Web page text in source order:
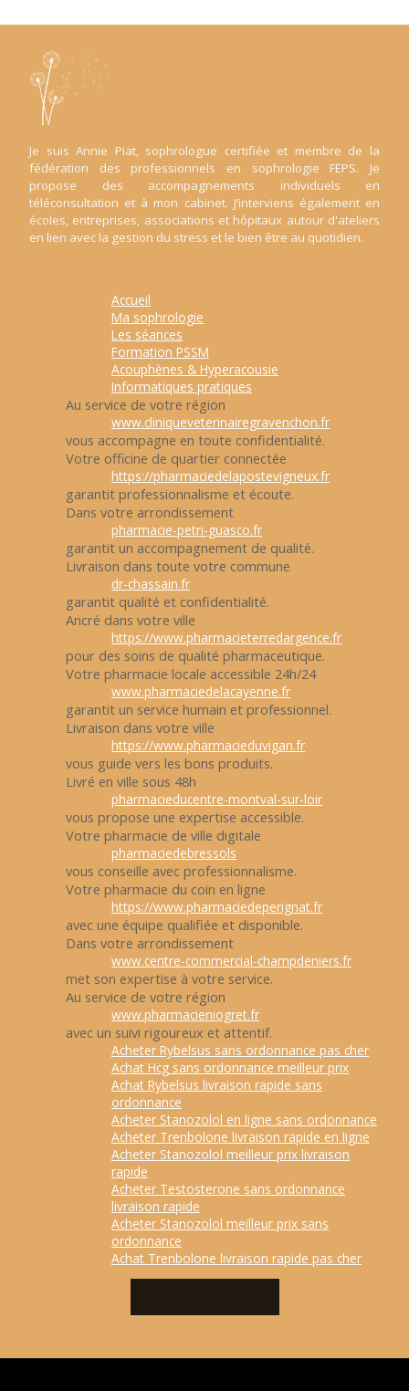
Je suis Annie Piat, sophrologue certifiée et membre de la
fédération des professionnels en sophrologie FEPS. Je
propose des accompagnements individuels en
téléconsultation et à mon cabinet. J’interviens également en
écoles, entreprises, associations et hôpitaux autour d'ateliers
en lien avec la gestion du stress et le bien être au quotidien.
Accueil
Ma sophrologie
Les séances
Formation PSSM
Acouphènes & Hyperacousie
Informatiques pratiques
Au service de votre région
www.cliniqueveterinairegravenchon.fr
vous accompagne en toute confidentialité.
Votre officine de quartier connectée
https://pharmaciedelapostevigneux.fr
garantit professionnalisme et écoute.
Dans votre arrondissement
pharmacie-petri-guasco.fr
garantit un accompagnement de qualité.
Livraison dans toute votre commune
dr-chassain.fr
garantit qualité et confidentialité.
Ancré dans votre ville
https://www.pharmacieterredargence.fr
pour des soins de qualité pharmaceutique.
Votre pharmacie locale accessible 24h/24
www.pharmaciedelacayenne.fr
garantit un service humain et professionnel.
Livraison dans votre ville
https://www.pharmacieduvigan.fr
vous guide vers les bons produits.
Livré en ville sous 48h
pharmacieducentre-montval-sur-loir
vous propose une expertise accessible.
Votre pharmacie de ville digitale
pharmaciedebressols
vous conseille avec professionnalisme.
Votre pharmacie du coin en ligne
https://www.pharmaciedeperignat.fr
avec une équipe qualifiée et disponible.
Dans votre arrondissement
www.centre-commercial-champdeniers.fr
met son expertise à votre service.
Au service de votre région
www.pharmacieniogret.fr
avec un suivi rigoureux et attentif.
Acheter Rybelsus sans ordonnance pas cher
Achat Hcg sans ordonnance meilleur prix
Achat Rybelsus livraison rapide sans
ordonnance
Acheter Stanozolol en ligne sans ordonnance
Acheter Trenbolone livraison rapide en ligne
Acheter Stanozolol meilleur prix livraison
rapide
Acheter Testosterone sans ordonnance
livraison rapide
Acheter Stanozolol meilleur prix sans
ordonnance
Achat Trenbolone livraison rapide pas cher